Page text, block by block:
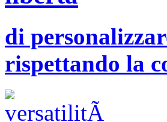
di
rispettando la